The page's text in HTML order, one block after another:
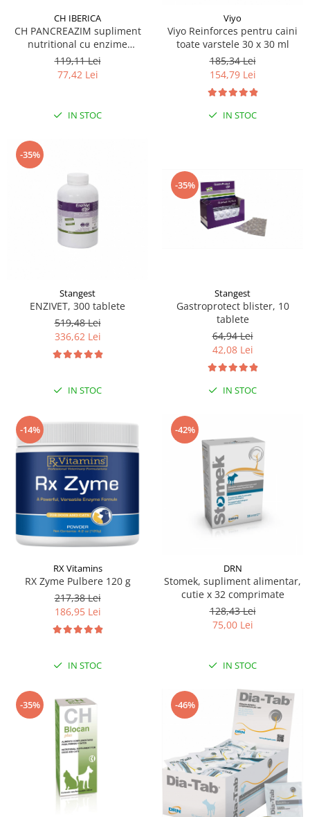
CH IBERICA
CH PANCREAZIM supliment
nutritional cu enzime
vegetale, pentru caini si pisici
60 tbl
119,11 Lei
77,42 Lei
IN STOC
Viyo
Viyo Reinforces pentru caini
toate varstele 30 x 30 ml
185,34 Lei
154,79 Lei
IN STOC
-35%
Stangest
ENZIVET, 300 tablete
519,48 Lei
336,62 Lei
IN STOC
-35%
Stangest
Gastroprotect blister, 10
tablete
64,94 Lei
42,08 Lei
IN STOC
-14%
RX Vitamins
RX Zyme Pulbere 120 g
217,38 Lei
186,95 Lei
IN STOC
-42%
DRN
Stomek, supliment alimentar,
cutie x 32 comprimate
128,43 Lei
75,00 Lei
IN STOC
-35% -46%